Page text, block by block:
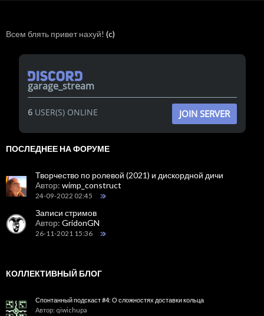
Всем блять привет нахуй! (c)
garage_stream
6USER(S) ONLINE JOIN SERVER
ПОСЛЕДНЕЕ НА ФОРУМЕ
Творчество по ролевой (2021) и дискордной дичи
Автор: wimp_construct
24-09-2022 02:45
Записи стримов
Автор: GridonGN
26-11-2021 15:36
КОЛЛЕКТИВНЫЙ БЛОГ
Спонтанный подскаст #4: О сложностях доставки кольца
Автор: qiwichupa